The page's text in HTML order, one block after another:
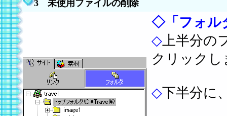
3 未使用ファイルの削除
◇「フォル
◇ 上半分
クリックし
◇下半分に